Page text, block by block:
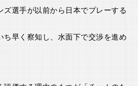
ズ選手が以前から日本でプレーする
ち早く察知し、水面下で交渉を進め